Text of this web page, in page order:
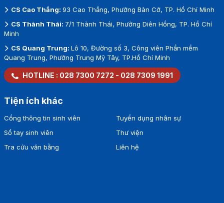
CS Cao Thắng: 93 Cao Thắng, Phường Bàn Cờ, TP. Hồ Chí Minh
CS Thành Thái: 7/1 Thành Thái, Phường Diên Hồng, TP. Hồ Chí
Minh
CS Quang Trung: Lô 10, Đường số 3, Công viên Phần mềm
Quang Trung, Phường Trung Mỹ Tây, TP.Hồ Chí Minh
HOTLINE : 028 7300 7272 - 028 7309 1991
Tiện ích khác
Cổng thông tin sinh viên
Sổ tay sinh viên
Tra cứu văn bằng
Tuyển dụng nhân sự
Thư viện
Liên hệ